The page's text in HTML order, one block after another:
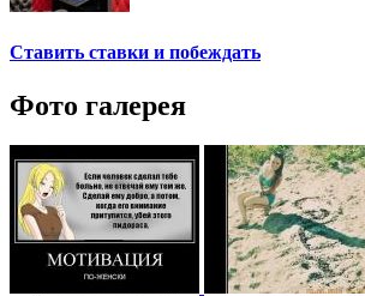
Ставить ставки и побеждать
Фото галерея